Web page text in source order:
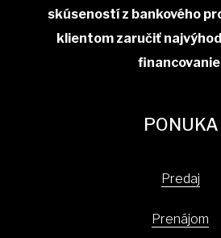
skúseností z bankového
klientom zaručiť
PONUKA
Predaj
Prenájom